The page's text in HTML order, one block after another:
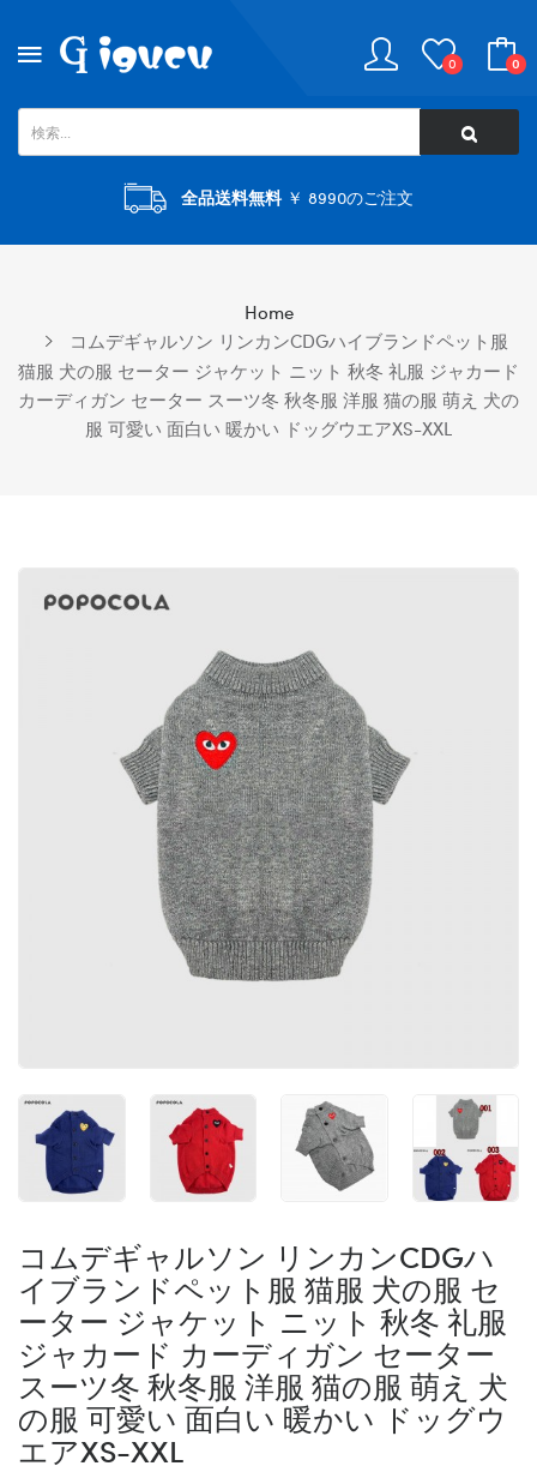
0 0
全品送料無料￥ 8990のご注文
Home
コムデギャルソン リンカンCDGハイブランドペット服
猫服 犬の服 セーター ジャケット ニット 秋冬 礼服 ジャカード
カーディガン セーター スーツ冬 秋冬服 洋服 猫の服 萌え 犬の
服 可愛い 面白い 暖かい ドッグウエアXS-XXL
コムデギャルソン リンカンCDGハ
イブランドペット服 猫服 犬の服 セ
ーター ジャケット ニット 秋冬 礼服
ジャカード カーディガン セーター
スーツ冬 秋冬服 洋服 猫の服 萌え 犬
の服 可愛い 面白い 暖かい ドッグウ
エアXS-XXL